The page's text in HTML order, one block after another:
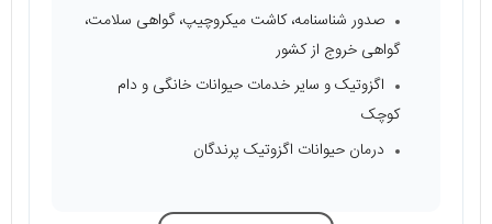
صدور شناسنامه، کاشت میکروچیپ، گواهی سلامت،
گواهی خروج از کشور
اگزوتیک و سایر خدمات حیوانات خانگی و دام
کوچک
درمان حیوانات اگزوتیک پرندگان